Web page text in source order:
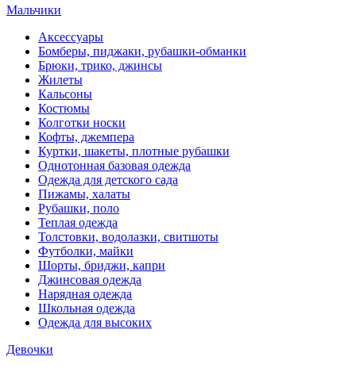
Мальчики
Аксессуары
Бомберы, пиджаки, рубашки-обманки
Брюки, трико, джинсы
Жилеты
Кальсоны
Костюмы
Колготки носки
Кофты, джемпера
Куртки, шакеты, плотные рубашки
Однотонная базовая одежда
Одежда для детского сада
Пижамы, халаты
Рубашки, поло
Теплая одежда
Толстовки, водолазки, свитшоты
Футболки, майки
Шорты, бриджи, капри
Джинсовая одежда
Нарядная одежда
Школьная одежда
Одежда для высоких
Девочки